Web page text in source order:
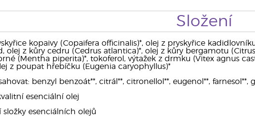
Složení
kopaivy (Copaifera officinalis)*, olej z pryskyřice
olej z kůry cedru (Cedrus atlantica)*, olej z kůry bergamotu
(Mentha piperita)*, tokoferol, výtažek z drmku (Vitex agnus
z poupat hřebíčku (Eugenia caryophyllus)*
benzyl benzoát**, citrál**, citronellol**, eugenol**, farnesol**,
esenciální olej
složky esenciálních olejů